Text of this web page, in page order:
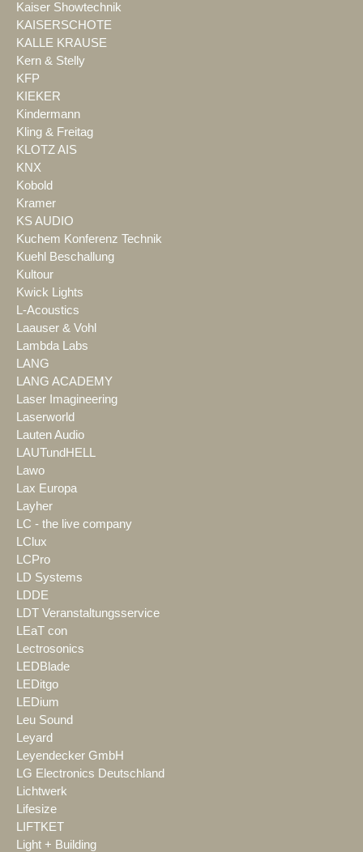
Kaiser Showtechnik
KAISERSCHOTE
KALLE KRAUSE
Kern & Stelly
KFP
KIEKER
Kindermann
Kling & Freitag
KLOTZ AIS
KNX
Kobold
Kramer
KS AUDIO
Kuchem Konferenz Technik
Kuehl Beschallung
Kultour
Kwick Lights
L-Acoustics
Laauser & Vohl
Lambda Labs
LANG
LANG ACADEMY
Laser Imagineering
Laserworld
Lauten Audio
LAUTundHELL
Lawo
Lax Europa
Layher
LC - the live company
LClux
LCPro
LD Systems
LDDE
LDT Veranstaltungsservice
LEaT con
Lectrosonics
LEDBlade
LEDitgo
LEDium
Leu Sound
Leyard
Leyendecker GmbH
LG Electronics Deutschland
Lichtwerk
Lifesize
LIFTKET
Light + Building